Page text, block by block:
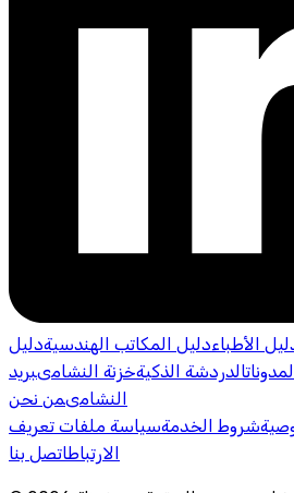
الأطباءدليل المكاتب الهندسيةدليل
الدردشة الذكيةخزنة النشامىبريد
النشامىمن نحن
شروط الخدمةسياسة ملفات تعريف
الارتباطاتصل بنا